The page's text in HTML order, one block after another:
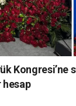
Kongresi’ne